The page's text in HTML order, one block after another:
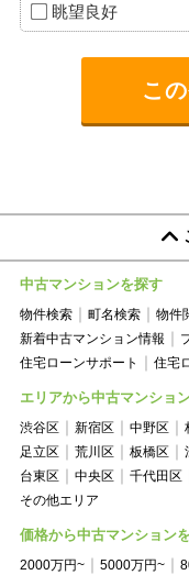
眺望良好
中古マンションを探す
物件検索 町名検索 物件
新着中古マンション情報
住宅ローンサポート
住宅
エリアから中古マンショ
渋谷区 新宿区 中野区
足立区
荒川区 板橋区
台東区
中央区 千代田区
その他エリア
価格から中古マンション
2000万円~ 5000万円~